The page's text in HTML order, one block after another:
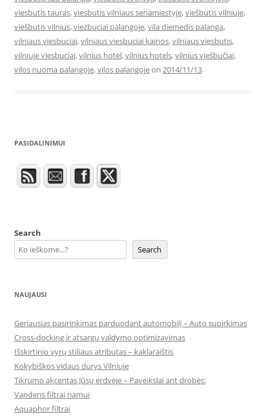
viesbutis tauras,viesbutis vilniaus senamiestyje,viešbutis vilniuje,
viešbutis vilnius,viezbuciai palangoje,vila diemedis palanga,
vilniaus viesbuciai,vilniaus viesbuciai kainos,vilniaus viesbutis,
vilniuje viesbuciai,vilnius hotel,vilnius hotels,vilnius viešbučiai,
vilos nuoma palangoje,vilos palangojeon 2014/11/13.
PASIDALINIMUI
Search
Search
NAUJAUSI
Geriausias pasirinkimas parduodant automobilį – Auto supirkimas
Cross-docking ir atsargų valdymo optimizavimas
Išskirtinio vyrų stiliaus atributas – kaklaraištis
Kokybiškos vidaus durys Vilniuje
Tikrumo akcentas Jūsų erdvėje – Paveikslai ant drobės:
Vandens filtrai namui
Aquaphor filtrai